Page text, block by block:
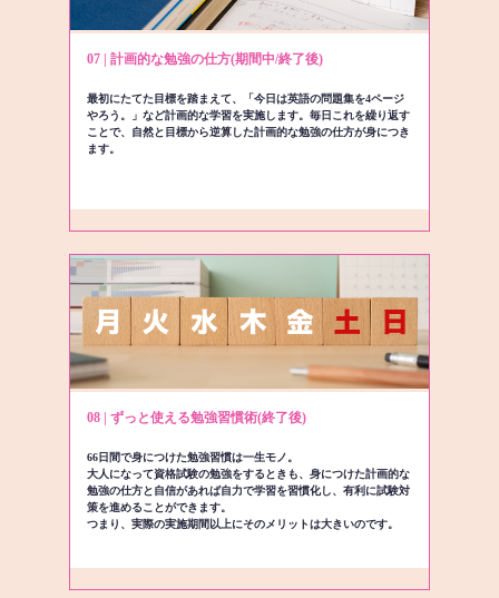
07 | 計画的な勉強の仕方(期間中/終了後)
最初にたてた目標を踏まえて、「今日は英語の問題集を4ページ
やろう。」など計画的な学習を実施します。毎日これを繰り返す
ことで、自然と目標から逆算した計画的な勉強の仕方が身につき
ます。
08 | ずっと使える勉強習慣術(終了後)
66日間で身につけた勉強習慣は一生モノ。
大人になって資格試験の勉強をするときも、身につけた計画的な
勉強の仕方と自信があれば自力で学習を習慣化し、有利に試験対
策を進めることができます。
つまり、実際の実施期間以上にそのメリットは大きいのです。